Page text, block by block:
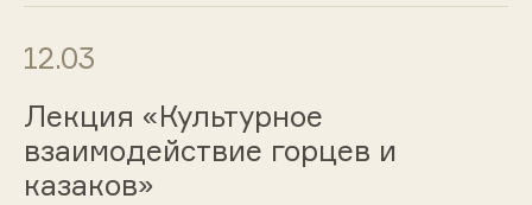
12.03
Лекция «Культурное
взаимодействие горцев и
казаков»